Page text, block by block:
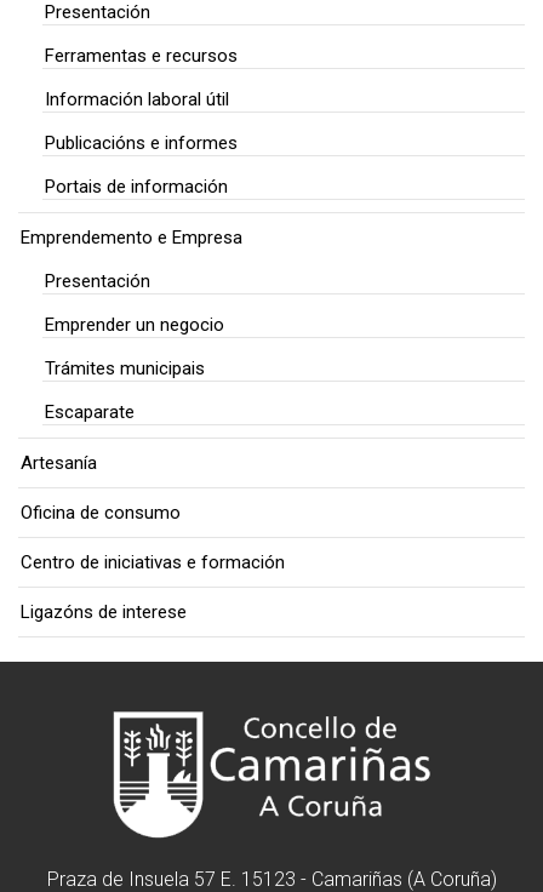
Presentación
Ferramentas e recursos
Información laboral útil
Publicacións e informes
Portais de información
Emprendemento e Empresa
Presentación
Emprender un negocio
Trámites municipais
Escaparate
Artesanía
Oficina de consumo
Centro de iniciativas e formación
Ligazóns de interese
Praza de Insuela 57 E. 15123 - Camariñas (A Coruña)